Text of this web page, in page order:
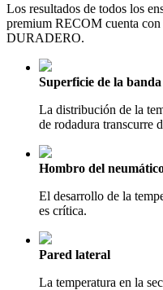
Los resultados de todos los
premium RECOM cuenta
DURADERO.
Superficie de la
La distribución de la
de rodadura transcurre
Hombro del
El desarrollo de la
es crítica.
Pared lateral
La temperatura en la